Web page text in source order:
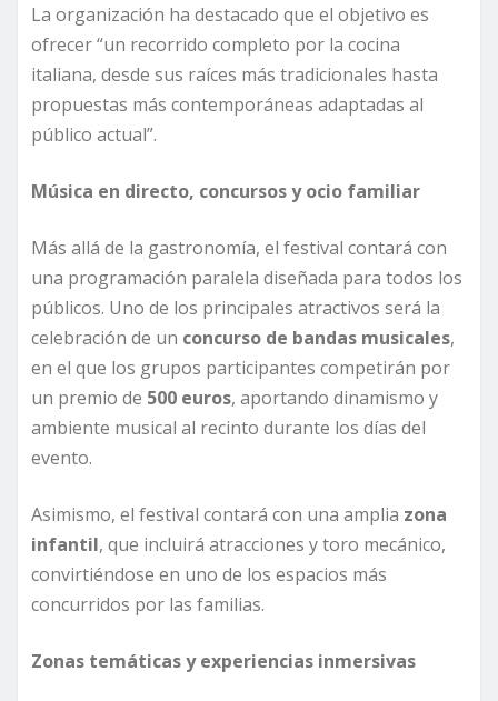
La organización ha destacado que el objetivo es
ofrecer “un recorrido completo por la cocina
italiana, desde sus raíces más tradicionales hasta
propuestas más contemporáneas adaptadas al
público actual”.
Música en directo, concursos y ocio familiar
Más allá de la gastronomía, el festival contará con
una programación paralela diseñada para todos los
públicos. Uno de los principales atractivos será la
celebración de un concurso de bandas musicales,
en el que los grupos participantes competirán por
un premio de 500 euros, aportando dinamismo y
ambiente musical al recinto durante los días del
evento.
Asimismo, el festival contará con una amplia zona
infantil, que incluirá atracciones y toro mecánico,
convirtiéndose en uno de los espacios más
concurridos por las familias.
Zonas temáticas y experiencias inmersivas